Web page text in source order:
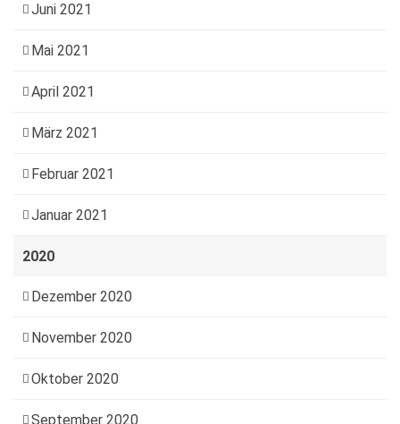
Juni 2021
Mai 2021
April 2021
März 2021
Februar 2021
Januar 2021
2020
Dezember 2020
November 2020
Oktober 2020
September 2020